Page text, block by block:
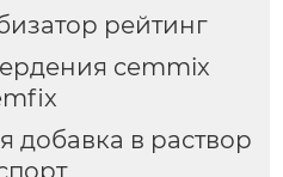
рейтинг
cemmix
добавка в раствор